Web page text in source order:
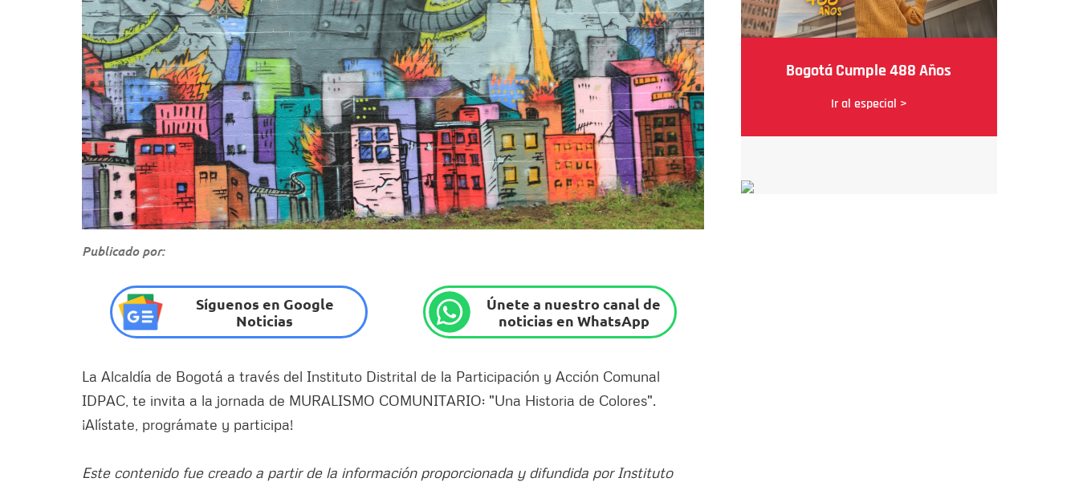
Publicado por:
Síguenos en Google
Noticias
Únete a nuestro canal de
noticias en WhatsApp
La Alcaldía de Bogotá a través del Instituto Distrital de la Participación y Acción Comunal
IDPAC, te invita a la jornada de MURALISMO COMUNITARIO: "Una Historia de Colores".
¡Alístate, prográmate y participa!
Este contenido fue creado a partir de la información proporcionada y difundida por Instituto
Bogotá Cumple 488 Años
Ir al especial >